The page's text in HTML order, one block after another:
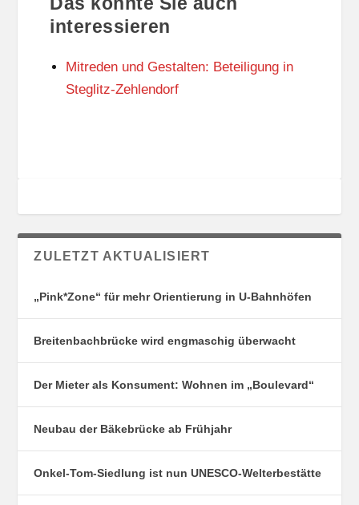
T
U
N
S
O
O
R
N
interessieren
Mitreden und Gestalten: Beteiligung in
Steglitz-Zehlendorf
ZULETZT AKTUALISIERT
„Pink*Zone“ für mehr Orientierung in U-Bahnhöfen
Breitenbachbrücke wird engmaschig überwacht
Der Mieter als Konsument: Wohnen im „Boulevard“
Neubau der Bäkebrücke ab Frühjahr
Onkel-Tom-Siedlung ist nun UNESCO-Welterbestätte